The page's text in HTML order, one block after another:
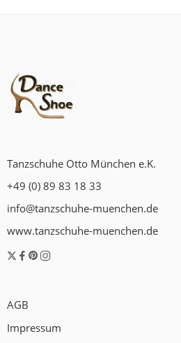
Tanzschuhe Otto München e.K.
+49 (0) 89 83 18 33
info@tanzschuhe-muenchen.de
www.tanzschuhe-muenchen.de
AGB
Impressum